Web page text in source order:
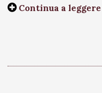
Continua a leggere